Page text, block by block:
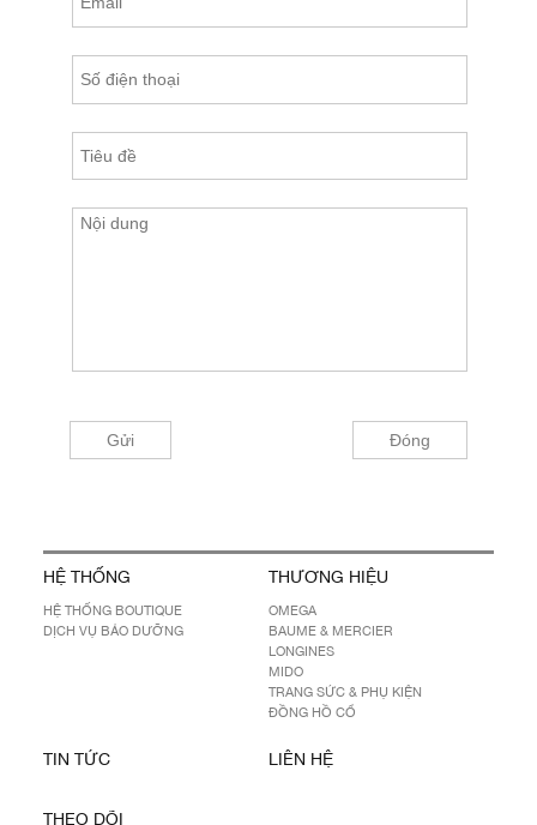
HỆ THỐNG
HỆ THỐNG BOUTIQUE
DỊCH VỤ BẢO DƯỠNG
THƯƠNG HIỆU
OMEGA
BAUME & MERCIER
LONGINES
MIDO
TRANG SỨC & PHỤ KIỆN
ĐỒNG HỒ CỔ
TIN TỨC LIÊN HỆ
THEO DÕI